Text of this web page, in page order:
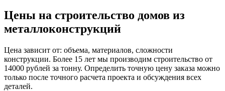
Цены на строительство домов из
металлоконструкций
Цена зависит от: объема, материалов, сложности
конструкции. Более 15 лет мы производим строительство от
14000 рублей за тонну. Определить точную цену заказа можно
только после точного расчета проекта и обсуждения всех
деталей.